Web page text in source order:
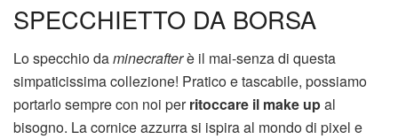
SPECCHIETTO DA BORSA
Lo specchio daminecrafterè il mai-senza di questa
simpaticissima collezione! Pratico e tascabile, possiamo
portarlo sempre con noi perritoccare il make upal
bisogno. La cornice azzurra si ispira al mondo di pixel e